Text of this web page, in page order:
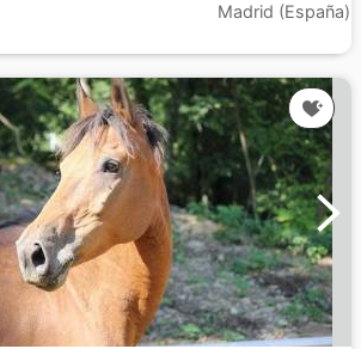
Madrid (España)